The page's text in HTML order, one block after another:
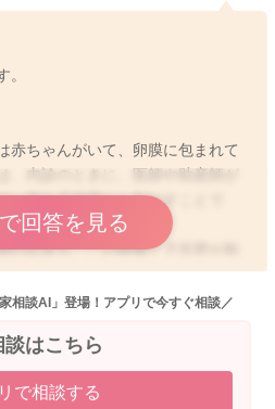
赤ちゃんがいて、卵膜に包まれて
、内診のときに、医師や助産師が
一部を子宮壁から剥がすことで
の出血も、この卵膜と子宮壁が剥
それを人工的に行うのが卵膜剥離
が開いてくることも多いです。確
ない状態ですと、卵膜にまで到達
しいかもしれませんね。
回答を見る
相談AI」登場！アプリで今すぐ相談／
談はこちら
で相談する